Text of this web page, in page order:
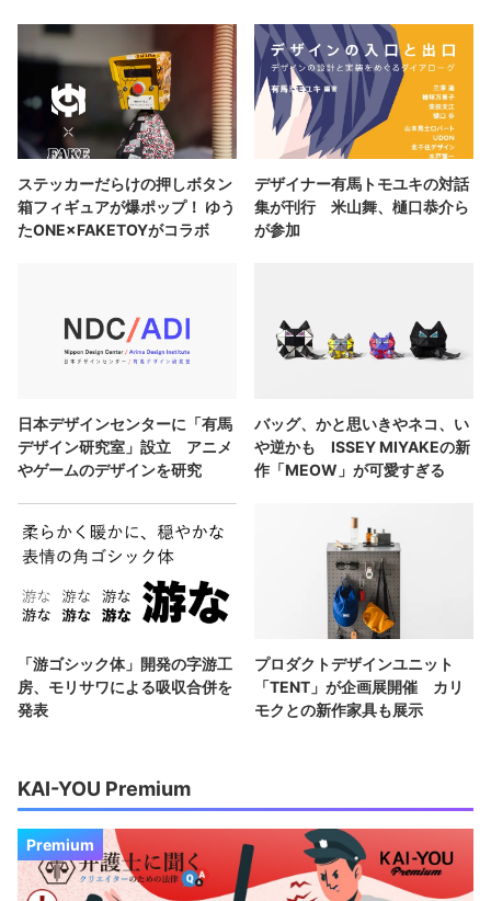
ステッカーだらけの押しボタン
箱フィギュアが爆ポップ！ ゆう
たONE×FAKETOYがコラボ
デザイナー有馬トモユキの対話
集が刊行 米山舞、樋口恭介ら
が参加
日本デザインセンターに「有馬
デザイン研究室」設立 アニメ
やゲームのデザインを研究
バッグ、かと思いきやネコ、い
や逆かも ISSEY MIYAKEの新
作「MEOW」が可愛すぎる
「游ゴシック体」開発の字游工
房、モリサワによる吸収合併を
発表
プロダクトデザインユニット
「TENT」が企画展開催 カリ
モクとの新作家具も展示
KAI-YOU Premium
Premium